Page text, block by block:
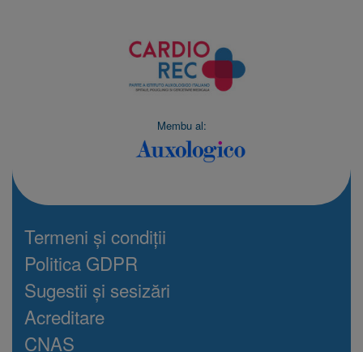
Membu al:
Termeni și condiții
Politica GDPR
Sugestii și sesizări
Acreditare
CNAS